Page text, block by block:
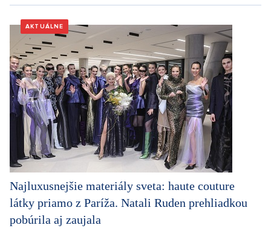
AKTUÁLNE
Najluxusnejšie materiály sveta: haute couture
látky priamo z Paríža. Natali Ruden prehliadkou
pobúrila aj zaujala